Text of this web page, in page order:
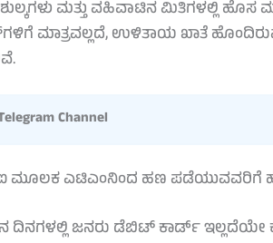
ಮತ್ತು ವಹಿವಾಟಿನ ಮಿತಿಗಳಲ್ಲಿ
ಮಾತ್ರವಲ್ಲದೆ, ಉಳಿತಾಯ ಖಾತೆ
Channel
ಮೂಲಕ ಎಟಿಎಂನಿಂದ ಹಣ ಪಡೆಯುವವರಿಗೆ
ದಿನಗಳಲ್ಲಿ ಜನರು ಡೆಬಿಟ್ ಕಾರ್ಡ್